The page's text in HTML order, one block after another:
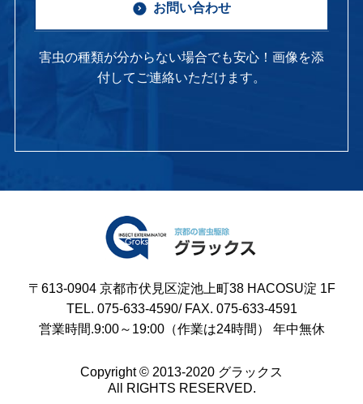
お問い合わせ
害虫の種類が分からない場合でも安心！画像を添
付してご連絡いただけます。
〒613-0904 京都市伏見区淀池上町38 HACOSU淀 1F
TEL. 075-633-4590/ FAX. 075-633-4591
営業時間.9:00～19:00（作業は24時間） 年中無休
Copyright © 2013-2020 グラックス
All RIGHTS RESERVED.